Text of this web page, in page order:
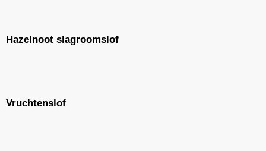
Hazelnoot slagroomslof
Vruchtenslof